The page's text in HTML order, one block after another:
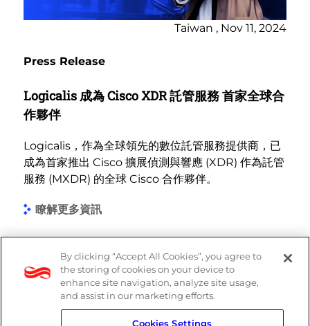
Taiwan , Nov 11, 2024
Press Release
Logicalis 成為 Cisco XDR 託管服務 首家全球合
作夥伴
Logicalis，作為全球領先的數位託管服務提供商，已
成為首家推出 Cisco 擴展偵測與響應 (XDR) 作為託管
服務 (MXDR) 的全球 Cisco 合作夥伴。
瞭解更多資訊
By clicking “Accept All Cookies”, you agree to
the storing of cookies on your device to
enhance site navigation, analyze site usage,
and assist in our marketing efforts.
Cookies Settings